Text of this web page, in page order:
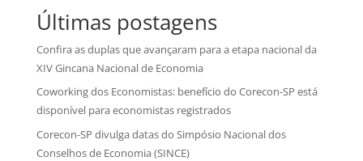
Últimas postagens
Confira as duplas que avançaram para a etapa nacional da
XIV Gincana Nacional de Economia
Coworking dos Economistas: benefício do Corecon-SP está
disponível para economistas registrados
Corecon-SP divulga datas do Simpósio Nacional dos
Conselhos de Economia (SINCE)